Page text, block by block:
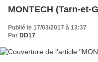
MONTECH (Tarn-et-
Publié le 17/03/2017 à 13:37
Par DD17